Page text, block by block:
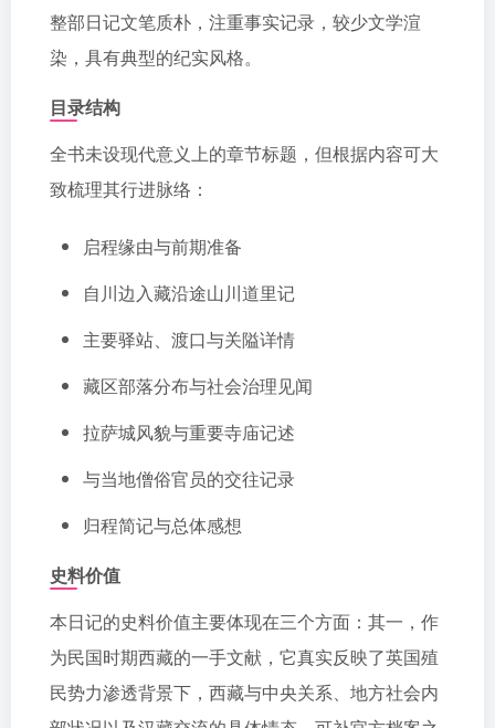
整部日记文笔质朴，注重事实记录，较少文学渲
染，具有典型的纪实风格。
目录结构
全书未设现代意义上的章节标题，但根据内容可大
致梳理其行进脉络：
启程缘由与前期准备
自川边入藏沿途山川道里记
主要驿站、渡口与关隘详情
藏区部落分布与社会治理见闻
拉萨城风貌与重要寺庙记述
与当地僧俗官员的交往记录
归程简记与总体感想
史料价值
本日记的史料价值主要体现在三个方面：其一，作
为民国时期西藏的一手文献，它真实反映了英国殖
民势力渗透背景下，西藏与中央关系、地方社会内